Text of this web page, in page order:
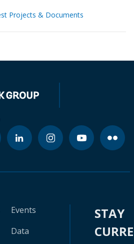
Projects & Documents
Events
Data
STAY